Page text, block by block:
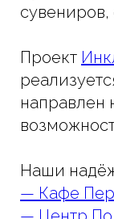
сувениров,
Проект
направлен
Наши
— Кафе